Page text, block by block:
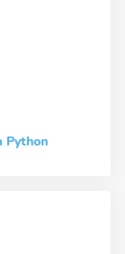
Python